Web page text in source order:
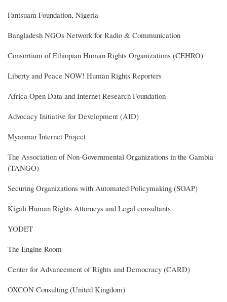
Fantsuam Foundation, Nigeria
Bangladesh NGOs Network for Radio & Communication
Consortium of Ethiopian Human Rights Organizations (CEHRO)
Liberty and Peace NOW! Human Rights Reporters
Africa Open Data and Internet Research Foundation
Advocacy Initiative for Development (AID)
Myanmar Internet Project
The Association of Non-Governmental Organizations in the Gambia
(TANGO)
Securing Organizations with Automated Policymaking (SOAP)
Kigali Human Rights Attorneys and Legal consultants
YODET
The Engine Room
Center for Advancement of Rights and Democracy (CARD)
OXCON Consulting (United Kingdom)